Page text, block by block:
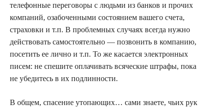
телефонные переговоры с людьми из банков и прочих
компаний, озабоченными состоянием вашего счета,
страховки и т.п. В проблемных случаях всегда нужно
действовать самостоятельно — позвонить в компанию,
посетить ее лично и т.п. То же касается электронных
писем: не спешите оплачивать всяческие штрафы, пока
не убедитесь в их подлинности.
В общем, спасение утопающих… сами знаете, чьих рук